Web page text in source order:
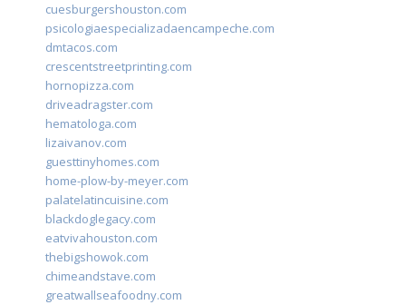
cuesburgershouston.com
psicologiaespecializadaencampeche.com
dmtacos.com
crescentstreetprinting.com
hornopizza.com
driveadragster.com
hematologa.com
lizaivanov.com
guesttinyhomes.com
home-plow-by-meyer.com
palatelatincuisine.com
blackdoglegacy.com
eatvivahouston.com
thebigshowok.com
chimeandstave.com
greatwallseafoodny.com